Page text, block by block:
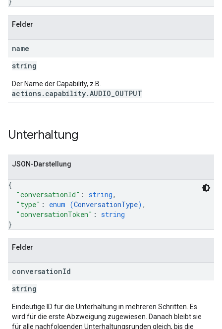
Felder
name
string
Der Name der Capability, z.B.
actions.capability.AUDIO_OUTPUT
Unterhaltung
JSON-Darstellung
{
"conversationId" : string,
"type" : enum (ConversationType) ,
"conversationToken" : string
}
Felder
conversationId
string
Eindeutige ID für die Unterhaltung in mehreren Schritten. Es
wird für die erste Abzweigung zugewiesen. Danach bleibt sie
für alle nachfolgenden Unterhaltungsrunden gleich, bis die